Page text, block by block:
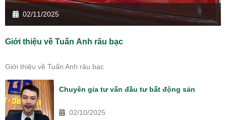
02/11/2025
Giới thiệu về Tuấn Anh râu bạc
Giới thiệu về Tuấn Anh râu bạc
Chuyên gia tư vấn đầu tư bất động sản
02/10/2025